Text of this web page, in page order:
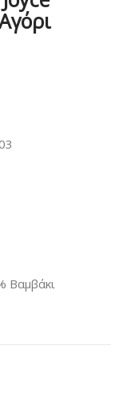
Βαμβάκι